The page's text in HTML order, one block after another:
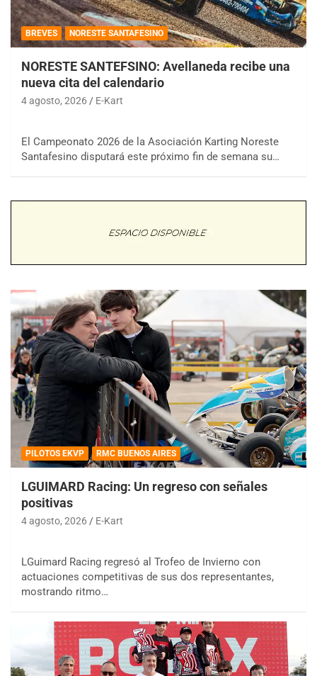
BREVES NORESTE SANTAFESINO
NORESTE SANTEFSINO: Avellaneda recibe una
nueva cita del calendario
4 agosto, 2026 E-Kart
El Campeonato 2026 de la Asociación Karting Noreste
Santafesino disputará este próximo fin de semana su…
PILOTOS EKVP RMC BUENOS AIRES
LGUIMARD Racing: Un regreso con señales
positivas
4 agosto, 2026 E-Kart
LGuimard Racing regresó al Trofeo de Invierno con
actuaciones competitivas de sus dos representantes,
mostrando ritmo…